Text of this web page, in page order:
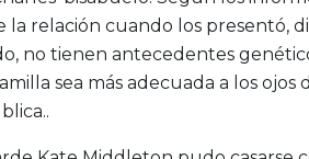
la relación cuando los presentó,
no tienen antecedentes
sea más adecuada a los